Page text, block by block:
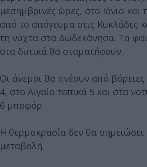
μεσημβρινές ώρες, στο Ιόνιο και
από το απόγευμα στις Κυκλάδες
τη νύχτα στα Δωδεκάνησα. Τα
στα δυτικά θα σταματήσουν.
Οι άνεμοι θα πνέουν από βόρειες
4, στο Αιγαίο τοπικά 5 και στα
6 μποφόρ.
Η θερμοκρασία δεν θα σημειώσει
μεταβολή.